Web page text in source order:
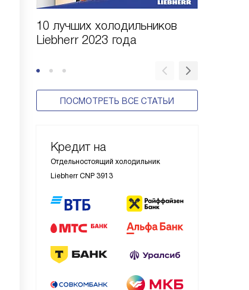
10 лучших холодильников
Liebherr 2023 года
ПОСМОТРЕТЬ ВСЕ СТАТЬИ
Кредит на
Отдельностоящий холодильник
Liebherr CNP 3913